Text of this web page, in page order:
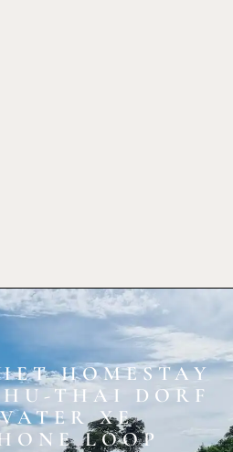
HOMESTAY
THAI DORF
XE
LOOP